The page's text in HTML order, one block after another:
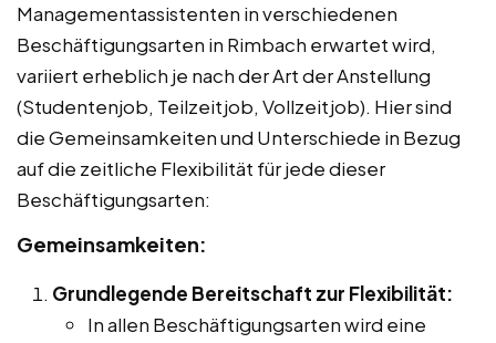
Managementassistenten in verschiedenen
Beschäftigungsarten in Rimbach erwartet wird,
variiert erheblich je nach der Art der Anstellung
(Studentenjob, Teilzeitjob, Vollzeitjob). Hier sind
die Gemeinsamkeiten und Unterschiede in Bezug
auf die zeitliche Flexibilität für jede dieser
Beschäftigungsarten:
Gemeinsamkeiten:
Grundlegende Bereitschaft zur Flexibilität:
In allen Beschäftigungsarten wird eine